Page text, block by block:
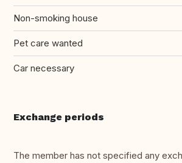
Non-smoking house
Pet care wanted
Car necessary
Exchange periods
The member has not specified any